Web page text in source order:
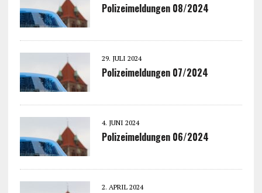
Polizeimeldungen 08/2024
29. JULI 2024
Polizeimeldungen 07/2024
4. JUNI 2024
Polizeimeldungen 06/2024
2. APRIL 2024